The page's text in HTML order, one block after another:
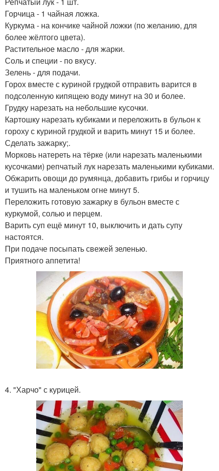
Горчица - 1 чайная ложка.
Куркума - на кончике чайной ложки (по желанию, для
более жёлтого цвета).
Растительное масло - для жарки.
Соль и специи - по вкусу.
Зелень - для подачи.
Горох вместе с куриной грудкой отправить варится в
подсоленную кипящею воду минут на 30 и более.
Грудку нарезать на небольшие кусочки.
Картошку нарезать кубиками и переложить в бульон к
гороху с куриной грудкой и варить минут 15 и более.
Сделать зажарку;.
Морковь натереть на тёрке (или нарезать маленькими
кусочками) репчатый лук нарезать маленькими кубиками.
Обжарить овощи до румянца, добавить грибы и горчицу
и тушить на маленьком огне минут 5.
Переложить готовую зажарку в бульон вместе с
куркумой, солью и перцем.
Варить суп ещё минут 10, выключить и дать супу
настоятся.
При подаче посыпать свежей зеленью.
Приятного аппетита!
4. "Харчо" с курицей.